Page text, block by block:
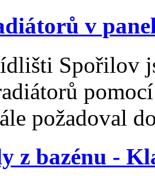
v
Spořilov
požadoval
z bazénu -